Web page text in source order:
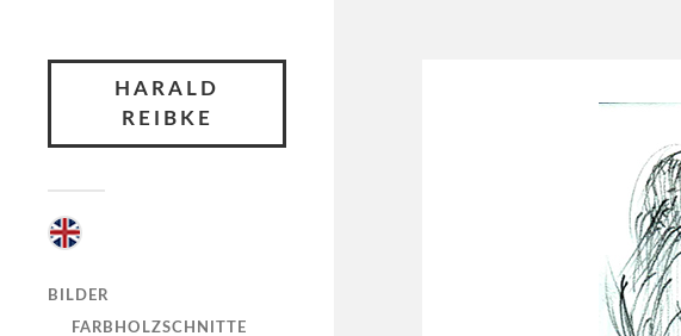
HARALD
REIBKE
BILDER
FARBHOLZSCHNITTE